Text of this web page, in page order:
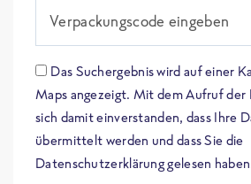
Verpackungscode eingeben
Das Suchergebnis wird auf einer
Maps angezeigt. Mit dem Aufruf der
sich damit einverstanden, dass Ihre
übermittelt werden und dass Sie die
Datenschutzerklärung gelesen